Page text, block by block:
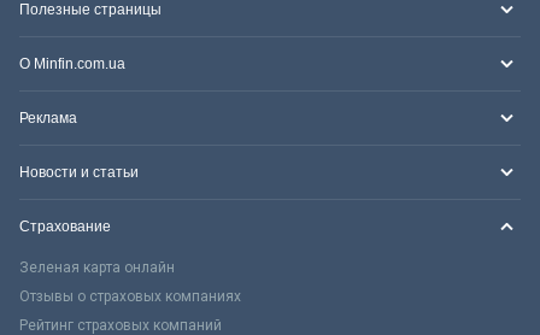
Полезные страницы
О Minfin.com.ua
Реклама
Новости и статьи
Страхование
Зеленая карта онлайн
Отзывы о страховых компаниях
Рейтинг страховых компаний